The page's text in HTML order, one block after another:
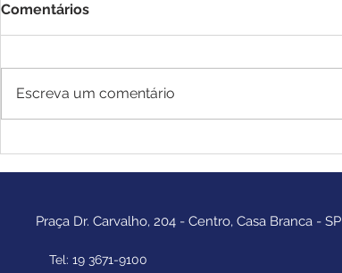
Comentários
Escreva um comentário
Praça Dr. Carvalho, 204 - Centro, Casa Branca - SP
Tel: 19 3671-9100